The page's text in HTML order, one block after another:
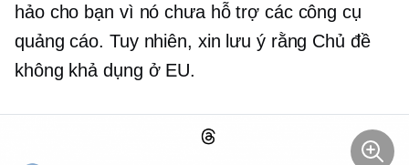
hảo cho bạn vì nó chưa hỗ trợ các công cụ
quảng cáo. Tuy nhiên, xin lưu ý rằng Chủ đề
không khả dụng ở EU.